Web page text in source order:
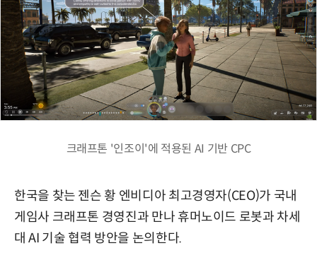
크래프톤 '인조이'에 적용된 AI 기반 CPC
한국을 찾는 젠슨 황 엔비디아 최고경영자(CEO)가 국내
게임사 크래프톤 경영진과 만나 휴머노이드 로봇과 차세
대 AI 기술 협력 방안을 논의한다.